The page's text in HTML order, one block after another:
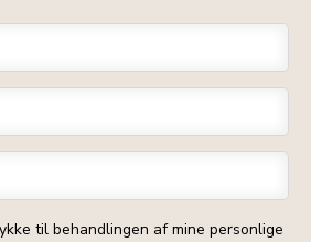
til behandlingen af mine personlige